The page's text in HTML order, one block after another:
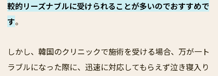
較的リーズナブルに受けられることが多いのでおすすめで
す。
しかし、韓国のクリニックで施術を受ける場合、万が一ト
ラブルになった際に、迅速に対応してもらえず泣き寝入り